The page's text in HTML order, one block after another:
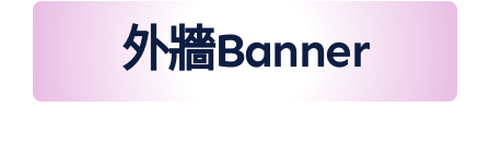
外牆Banner